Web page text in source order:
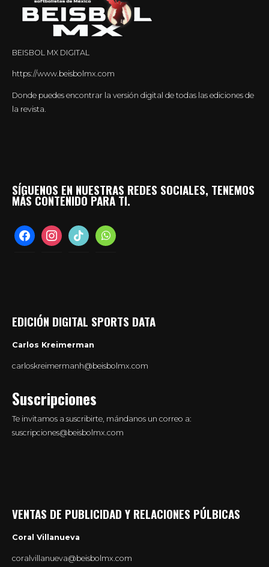
BEISBOL MX DIGITAL
https://www.beisbolmx.com
Donde puedes encontrar la versión digital de todas las ediciones de
la revista.
SÍGUENOS EN NUESTRAS REDES SOCIALES, TENEMOS
MÁS CONTENIDO PARA TI.
facebookinstagramtiktok whatsapp
EDICIÓN DIGITAL SPORTS DATA
Carlos Kreimerman
carloskreimermanh@beisbolmx.com
Suscripciones
Te invitamos a suscribirte, mándanos un correo a:
suscripciones@beisbolmx.com
VENTAS DE PUBLICIDAD Y RELACIONES PÚLBICAS
Coral Villanueva
coralvillanueva@beisbolmx.com